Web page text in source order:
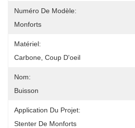
Numéro De Modèle:
Monforts
Matériel:
Carbone, Coup D'oeil
Nom:
Buisson
Application Du Projet:
Stenter De Monforts